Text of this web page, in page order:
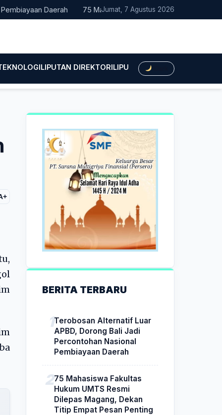
Daerah 75 Mahasiswa Fakultas Hukum UMTS Resmi
Jumat, 7 Agustus 2026
LIPUTAN DIREKTORILIPUTAN HUKUMLIPUTAN
BERITA TERBARU
Terobosan Alternatif Luar
APBD, Dorong Bali Jadi
Percontohan Nasional
Pembiayaan Daerah
75 Mahasiswa Fakultas
Hukum UMTS Resmi
Dilepas Magang, Dekan
Titip Empat Pesan Penting